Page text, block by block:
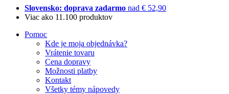
Slovensko: doprava zadarmo nad € 52,90
Viac ako 11.100 produktov
Pomoc
Kde je moja objednávka?
Vrátenie tovaru
Cena dopravy
Možnosti platby
Kontakt
Všetky témy nápovedy